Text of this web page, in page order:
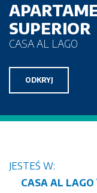
SUPERIOR
CASA AL LAGO
ODKRYJ
JESTEŚ W:
CASA AL